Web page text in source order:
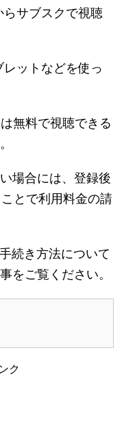
サブスクで視聴
ットなどを使っ
無料で視聴できる
場合には、登録後
とで利用料金の請
続き方法について
をご覧ください。
ク